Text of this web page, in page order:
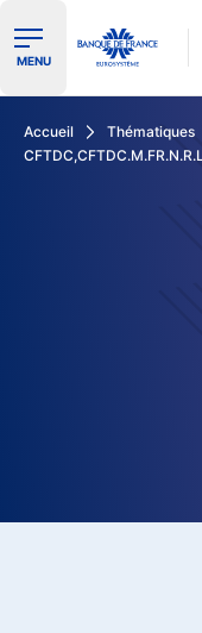
Ouvrir le menu de
MENU
Accueil
Thématiques